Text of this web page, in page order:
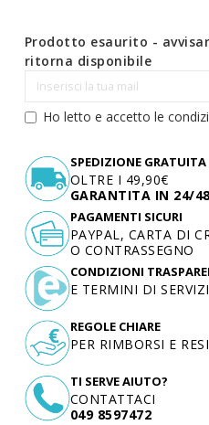
Prodotto esaurito -
ritorna disponibile
Ho letto e accetto le
SPEDIZIONE GRATUITA
OLTRE I 49,90€
GARANTITA IN 24/
TI SERVE AIUTO?
CONTATTACI
049 8597472
PAGAMENTI SICURI
PAYPAL, CARTA DI
O CONTRASSEGNO
CONDIZIONI
E TERMINI DI
REGOLE CHIARE
PER RIMBORSI E RESI